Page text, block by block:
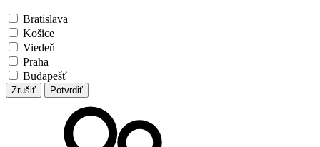
Bratislava
Košice
Viedeň
Praha
Budapešť
Zrušiť Potvrdiť